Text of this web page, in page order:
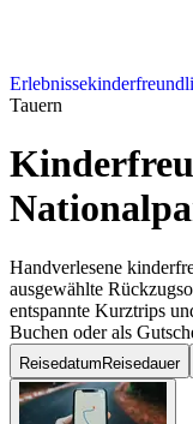
Erlebnisse
Tauern
Handverlesene
ausgewählte
entspannte Kurztrips
Buchen oder als
Reisedatum Reisedauer